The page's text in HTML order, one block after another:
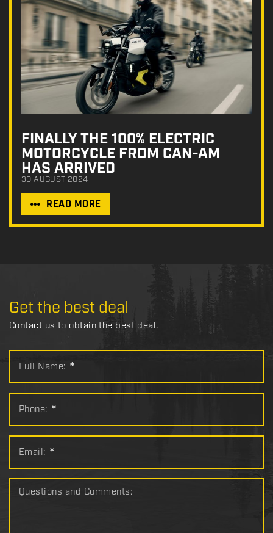
FINALLY THE 100% ELECTRIC
MOTORCYCLE FROM CAN-AM
HAS ARRIVED
30 AUGUST 2024
READ MORE
Get the best deal
Contact us to obtain the best deal.
Full Name: *
Phone: *
Email: *
Questions and Comments: